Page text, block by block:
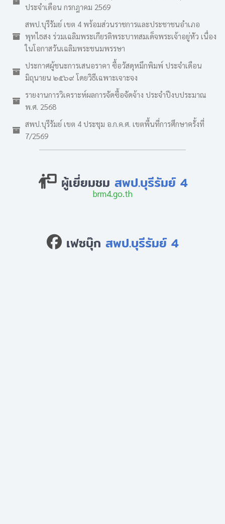
ประจำเดือน กรกฎาคม 2569
สพป.บุรีรัมย์ เขต 4 พร้อมส่วนราชการและประชาชนอำเภอ
พุทไธสง ร่วมเฉลิมพระเกียรติพระบาทสมเด็จพระเจ้าอยู่หัว เนื่อง
ในโอกาสวันเฉลิมพระชนมพรรษา
ประกาศผู้ชนะการเสนอราคา ซื้อวัสดุหมึกพิมพ์ ประจำเดือน
มิถุนายน ๒๕๖๙ โดยวิธีเฉพาะเจาะจง
รายงานการวิเคราะห์ผลการจัดซื้อจัดจ้าง ประจำปีงบประมาณ
พ.ศ. 2568
สพป.บุรีรัมย์ เขต 4 ประชุม อ.ก.ค.ศ. เขตพื้นที่การศึกษาครั้งที่
7/2569
ผู้เยี่ยมชม สพป.บุรีรัมย์ 4
brm4.go.th
เฟซบุ๊ก สพป.บุรีรัมย์ 4